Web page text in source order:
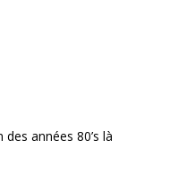
années 80’s là